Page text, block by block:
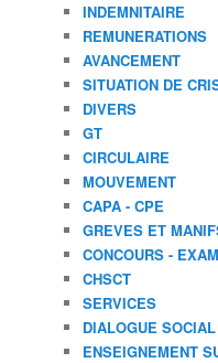
INDEMNITAIRE
REMUNERATIONS
AVANCEMENT
SITUATION DE
DIVERS
GT
CIRCULAIRE
MOUVEMENT
CAPA - CPE
GREVES ET
CONCOURS -
CHSCT
SERVICES
DIALOGUE SOCIAL
ENSEIGNEMENT